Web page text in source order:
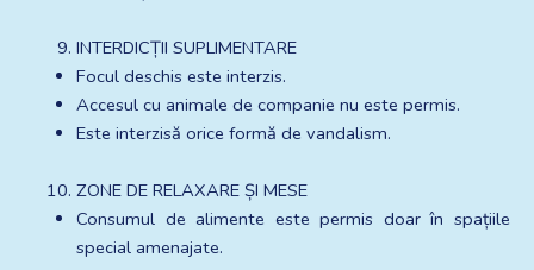
INTERDICȚII SUPLIMENTARE
Focul deschis este interzis.
Accesul cu animale de companie nu este permis.
Este interzisă orice formă de vandalism.
ZONE DE RELAXARE ȘI MESE
Consumul de alimente este permis doar în spațiile
special amenajate.